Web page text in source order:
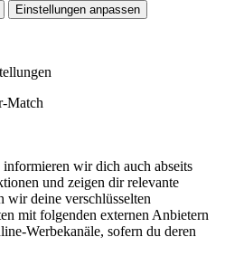
Einstellungen anpassen
Match
wir dich auch abseits
und zeigen dir relevante
wir deine verschlüsselten
mit folgenden externen Anbietern
Werbekanäle, sofern du deren